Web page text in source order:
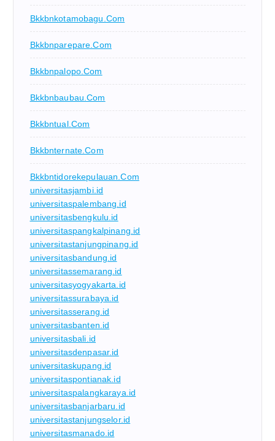
Bkkbnkotamobagu.com
Bkkbnparepare.com
Bkkbnpalopo.com
Bkkbnbaubau.com
Bkkbntual.com
Bkkbnternate.com
Bkkbntidorekepulauan.com
universitasjambi.id
universitaspalembang.id
universitasbengkulu.id
universitaspangkalpinang.id
universitastanjungpinang.id
universitasbandung.id
universitassemarang.id
universitasyogyakarta.id
universitassurabaya.id
universitasserang.id
universitasbanten.id
universitasbali.id
universitasdenpasar.id
universitaskupang.id
universitaspontianak.id
universitaspalangkaraya.id
universitasbanjarbaru.id
universitastanjungselor.id
universitasmanado.id